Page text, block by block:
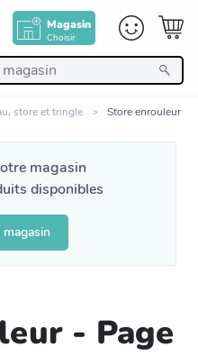
Magasin
Choisir
store et tringle Store enrouleur
magasin
disponibles
- Page